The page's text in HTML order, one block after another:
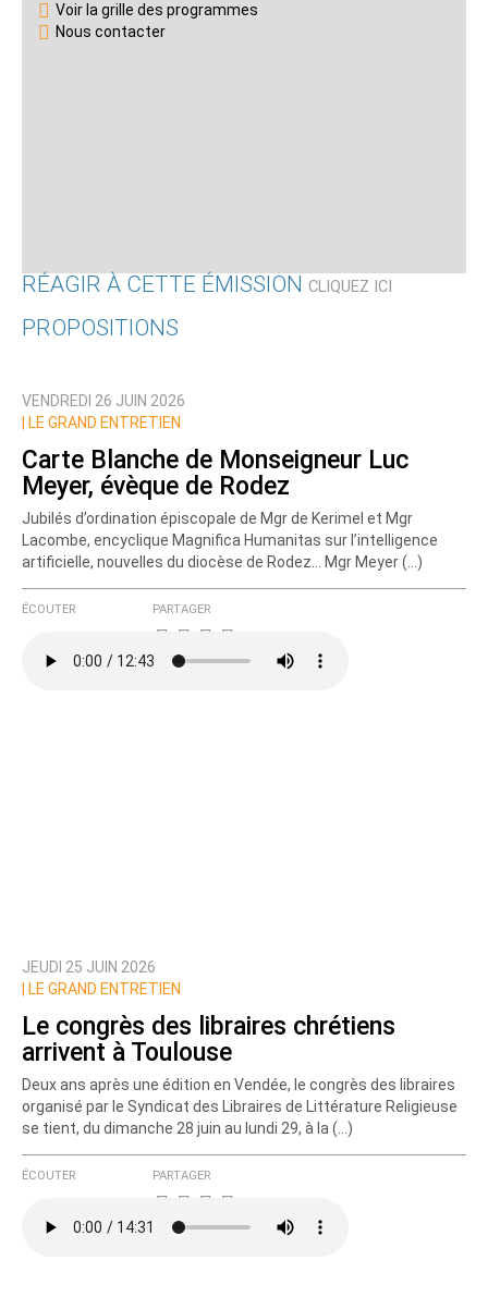
Voir la grille des programmes
Nous contacter
RÉAGIR À CETTE ÉMISSION CLIQUEZ ICI
Nom
Courriel (non publié)
Ajoutez votre commentaire ici
Texte de votre message
Prévenez-moi de tous les nouveaux commentaires
PROPOSITIONS
VENDREDI 26 JUIN 2026
LE GRAND ENTRETIEN
Carte Blanche de Monseigneur Luc
Meyer, évèque de Rodez
Jubilés d’ordination épiscopale de Mgr de Kerimel et Mgr
Lacombe, encyclique Magnifica Humanitas sur l’intelligence
artificielle, nouvelles du diocèse de Rodez... Mgr Meyer (…)
ÉCOUTER PARTAGER
JEUDI 25 JUIN 2026
LE GRAND ENTRETIEN
Le congrès des libraires chrétiens
arrivent à Toulouse
Deux ans après une édition en Vendée, le congrès des libraires
organisé par le Syndicat des Libraires de Littérature Religieuse
se tient, du dimanche 28 juin au lundi 29, à la (…)
ÉCOUTER PARTAGER